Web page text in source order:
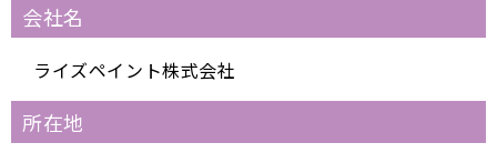
会社名
ライズペイント株式会社
所在地